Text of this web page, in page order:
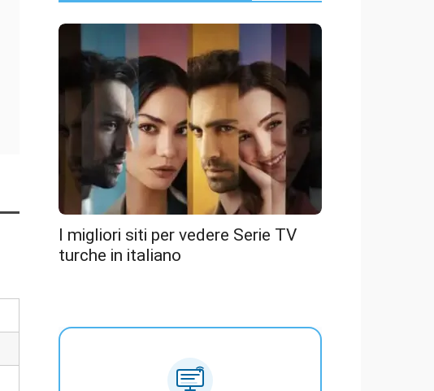
I migliori siti per vedere Serie TV
turche in italiano